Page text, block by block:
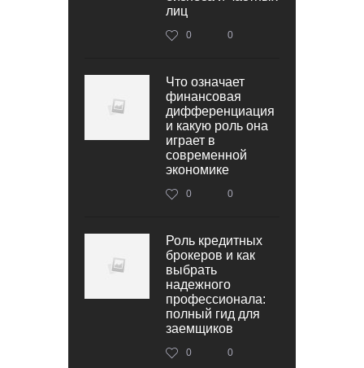
лиц
0 0
Что означает
финансовая
дифференциация
и какую роль она
играет в
современной
экономике
0 0
Роль кредитных
брокеров и как
выбрать
надежного
профессионала:
полный гид для
заемщиков
0 0